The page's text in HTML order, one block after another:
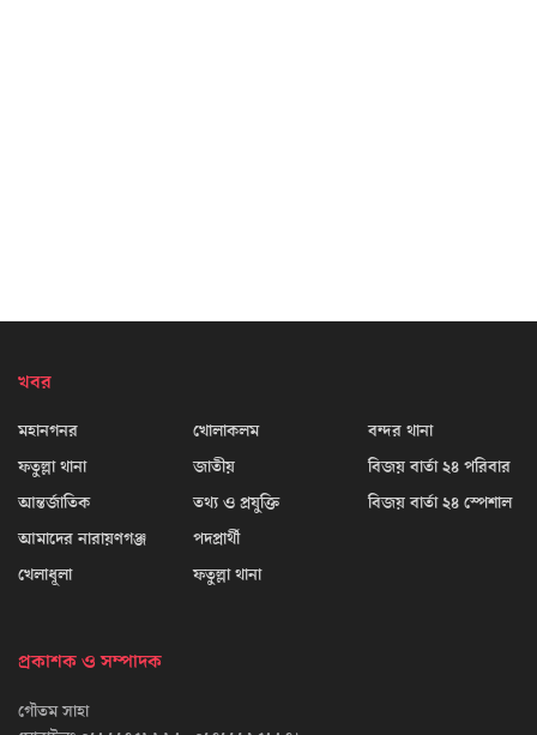
খবর
মহানগনর
ফতুল্লা থানা
আন্তর্জাতিক
আমাদের নারায়ণগঞ্জ
খেলাধূলা
খোলাকলম
জাতীয়
তথ্য ও প্রযুক্তি
পদপ্রার্থী
ফতুল্লা থানা
বন্দর থানা
বিজয় বার্তা ২৪ পরিবার
বিজয় বার্তা ২৪ স্পেশাল
প্রকাশক ও সম্পাদক
গৌতম সাহা